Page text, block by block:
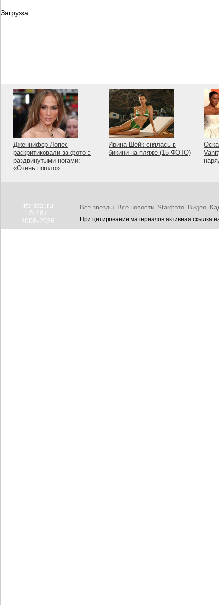
Загрузка...
Дженнифер Лопес
раскритиковали за фото с
раздвинутыми ногами:
«Очень пошло»
Ирина Шейк снялась в
бикини на пляже (15 ФОТО)
life-star.ru
© 18+
2008-2026
Все звезды Все новости Starфото Видео
При цитировании материалов активная ссылка